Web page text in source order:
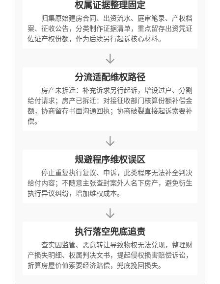
权属证据整理固定
归集原始建房合同、出资流水、庭审笔录、产权档
案、征收公告，分类制作证据清单，重点留存出资凭证
佐证产权份额，作为后续另行起诉核心材料。
↓
分流适配维权路径
房产未拆迁：补充诉求另行起诉，增设过户、分割
给付请求；房产已拆迁：对接征收部门核算份额补偿金
额，协商留存书面沟通回执；协商破裂直接起诉索要补
偿。
↓
规避程序维权误区
停止重复执行复议、申诉，此类程序无法补全判决
给付内容；不随意主张查封案外人名下房产，避免衍生
执行异议纠纷，增加维权成本。
↓
执行落空兜底追责
查实因监管、恶意转让导致物权无法兑现，整理财
产损失明细、权属判决文书，提起侵权损害赔偿诉讼，
折算房屋价值索要经济赔偿，兜底挽回损失。